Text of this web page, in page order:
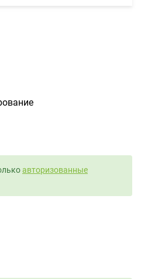
авторизованные